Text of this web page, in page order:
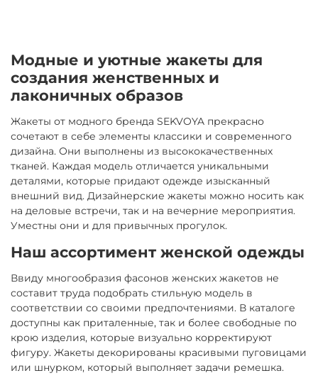
Модные и уютные жакеты для
создания женственных и
лаконичных образов
Жакеты от модного бренда SEKVOYA прекрасно
сочетают в себе элементы классики и современного
дизайна. Они выполнены из высококачественных
тканей. Каждая модель отличается уникальными
деталями, которые придают одежде изысканный
внешний вид. Дизайнерские жакеты можно носить как
на деловые встречи, так и на вечерние мероприятия.
Уместны они и для привычных прогулок.
Наш ассортимент женской одежды
Ввиду многообразия фасонов женских жакетов не
составит труда подобрать стильную модель в
соответствии со своими предпочтениями. В каталоге
доступны как приталенные, так и более свободные по
крою изделия, которые визуально корректируют
фигуру. Жакеты декорированы красивыми пуговицами
или шнурком, который выполняет задачи ремешка.